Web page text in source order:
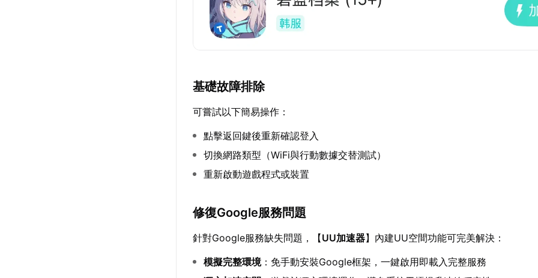
基礎故障排除
可嘗試以下簡易操作：
點擊返回鍵後重新確認登入
切換網路類型（WiFi與行動數據交替測試）
重新啟動遊戲程式或裝置
修復Google服務問題
針對Google服務缺失問題，【UU加速器】內建UU空間功能可完美解決：
模擬完整環境：免手動安裝Google框架，一鍵啟用即載入完整服務